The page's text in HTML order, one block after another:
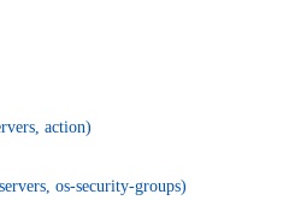
action)
os-security-groups)